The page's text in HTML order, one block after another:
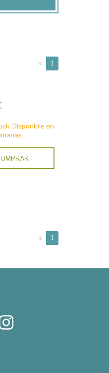
« 1
Disponible en
« 1